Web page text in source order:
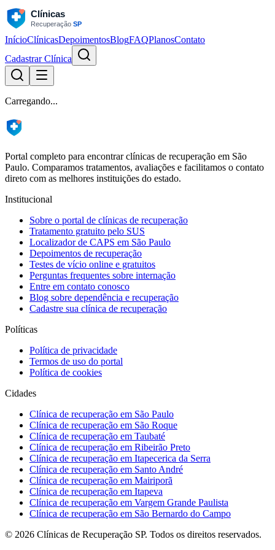
InícioClínicasDepoimentosBlogFAQPlanosContato
Cadastrar Clínica
Carregando...
Portal completo para encontrar clínicas de recuperação em São
Paulo. Comparamos tratamentos, avaliações e facilitamos o contato
direto com as melhores instituições do estado.
Institucional
Sobre o portal de clínicas de recuperação
Tratamento gratuito pelo SUS
Localizador de CAPS em São Paulo
Depoimentos de recuperação
Testes de vício online e gratuitos
Perguntas frequentes sobre internação
Entre em contato conosco
Blog sobre dependência e recuperação
Cadastre sua clínica de recuperação
Políticas
Política de privacidade
Termos de uso do portal
Política de cookies
Cidades
Clínica de recuperação em São Paulo
Clínica de recuperação em São Roque
Clínica de recuperação em Taubaté
Clínica de recuperação em Ribeirão Preto
Clínica de recuperação em Itapecerica da Serra
Clínica de recuperação em Santo André
Clínica de recuperação em Mairiporã
Clínica de recuperação em Itapeva
Clínica de recuperação em Vargem Grande Paulista
Clínica de recuperação em São Bernardo do Campo
© 2026 Clínicas de Recuperação SP. Todos os direitos reservados.